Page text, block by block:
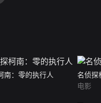
南：零的执行人
名侦探
电影